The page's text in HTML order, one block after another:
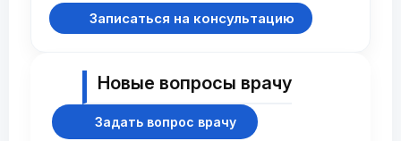
Записаться на консультацию
Новые вопросы врачу
Задать вопрос врачу